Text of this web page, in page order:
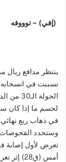
(إفي) – توووفه
ينتظر مدافع ريال
تسببت في
الجولة
لحسم ما إذا كان
في ذهاب ربع نهائي
وستحدد الفحوصات
تعرض لأول إصابة
أمس (ق28) إثر تعرضه لمشكلة في أوتار الركبة.